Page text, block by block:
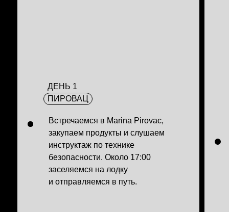
Встречаемся в Marina Pirovac,
закупаем продукты и слушаем
инструктаж по технике
безопасности. Около 17:00
заселяемся на лодку
и отправляемся в путь.
ПИРОВАЦ
ДЕНЬ 1